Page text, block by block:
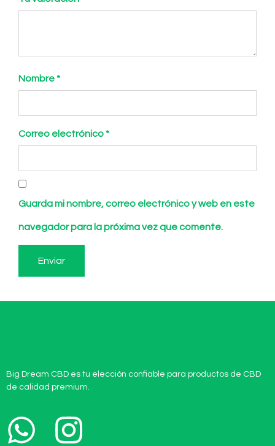
Nombre*
Correo electrónico*
Guarda mi nombre, correo electrónico y web en este
navegador para la próxima vez que comente.
Big Dream CBD es tu elección confiable para productos de CBD
de calidad premium.